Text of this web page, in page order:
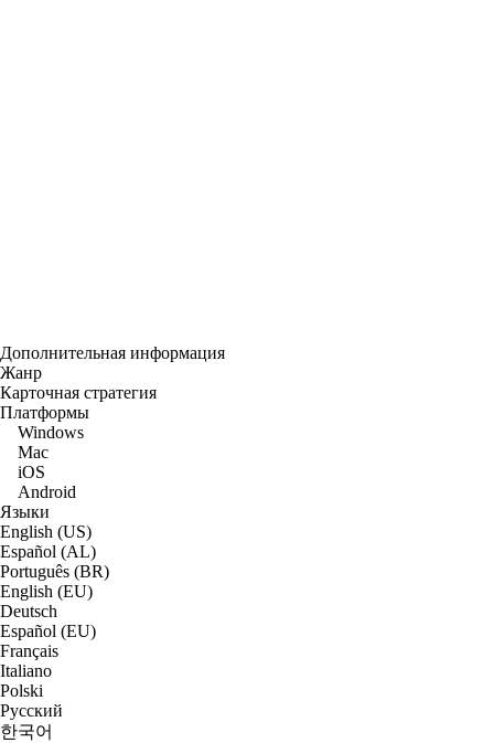
Дополнительная информация
Жанр
Карточная стратегия
Платформы
Windows
Mac
iOS
Android
Языки
English (US)
Español (AL)
Português (BR)
English (EU)
Deutsch
Español (EU)
Français
Italiano
Polski
Русский
한국어